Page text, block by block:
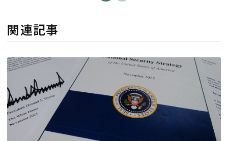
関連記事